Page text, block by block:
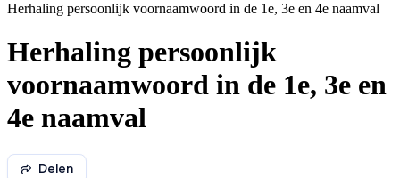
Herhaling persoonlijk voornaamwoord in de 1e, 3e en 4e naamval
Herhaling persoonlijk
voornaamwoord in de 1e, 3e en
4e naamval
Delen